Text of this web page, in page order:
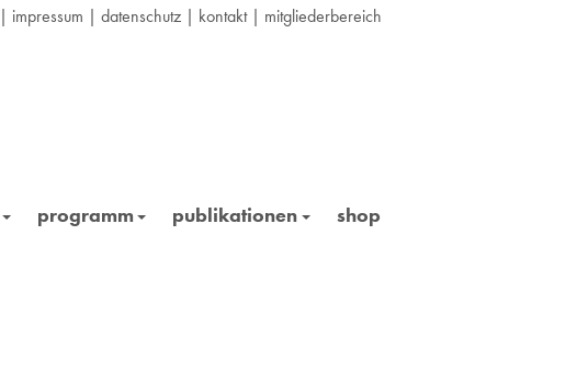
| impressum | datenschutz | kontakt| mitgliederbereich
programm publikationen shop